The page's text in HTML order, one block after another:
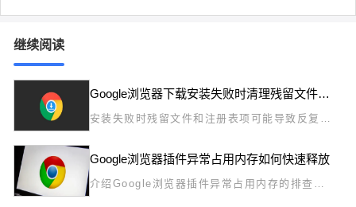
继续阅读
Google浏览器下载安装失败时清理残留文件及注册表教程
安装失败时残留文件和注册表项可能导致反复出
错。本文介绍了Google浏览器下载安装失败时
的残留清理和注册表修复操作，帮助用户彻底解
决安装问题。
Google浏览器插件异常占用内存如何快速释放
介绍Google浏览器插件异常占用内存的排查和
快速释放方法，帮助用户优化浏览器性能，减少